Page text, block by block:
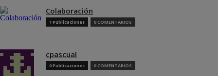
Colaboración
1 Publicaciones 0 COMENTARIOS
cpascual
0 Publicaciones 0 COMENTARIOS